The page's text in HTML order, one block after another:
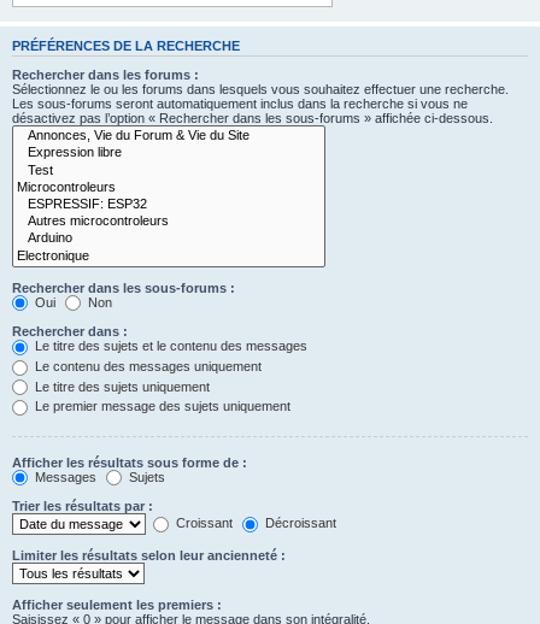
PRÉFÉRENCES DE LA RECHERCHE
Rechercher dans les forums :
Sélectionnez le ou les forums dans lesquels vous souhaitez effectuer une recherche.
Les sous-forums seront automatiquement inclus dans la recherche si vous ne
désactivez pas l’option « Rechercher dans les sous-forums » affichée ci-dessous.
Rechercher dans les sous-forums :
Oui
Non
Rechercher dans :
Le titre des sujets et le contenu des messages
Le contenu des messages uniquement
Le titre des sujets uniquement
Le premier message des sujets uniquement
Afficher les résultats sous forme de :
Messages
Sujets
Trier les résultats par :
Croissant
Décroissant
Limiter les résultats selon leur ancienneté :
Afficher seulement les premiers :
Saisissez « 0 » pour afficher le message dans son intégralité.